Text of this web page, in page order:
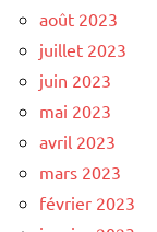
août 2023
juillet 2023
juin 2023
mai 2023
avril 2023
mars 2023
février 2023